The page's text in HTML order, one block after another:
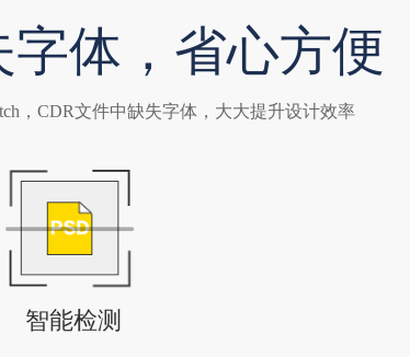
体，省心方便
，CDR文件中缺失字体，大大提升设计效率
智能检测